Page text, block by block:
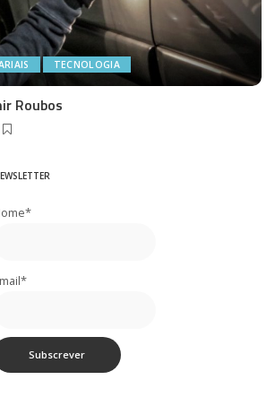
TECNOLOGIA
Roubos